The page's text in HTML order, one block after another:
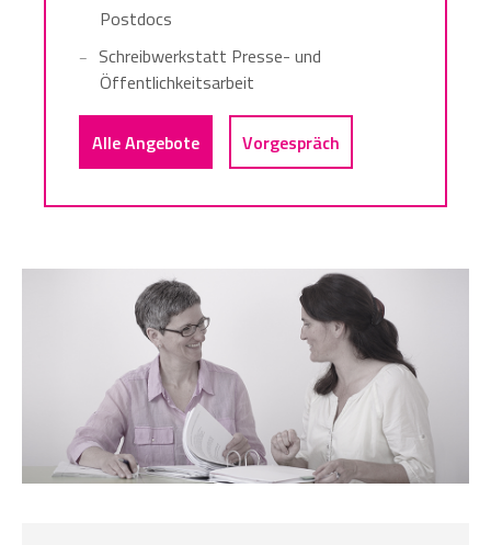
Postdocs
Schreibwerkstatt Presse- und
Öffentlichkeitsarbeit
Alle Angebote Vorgespräch